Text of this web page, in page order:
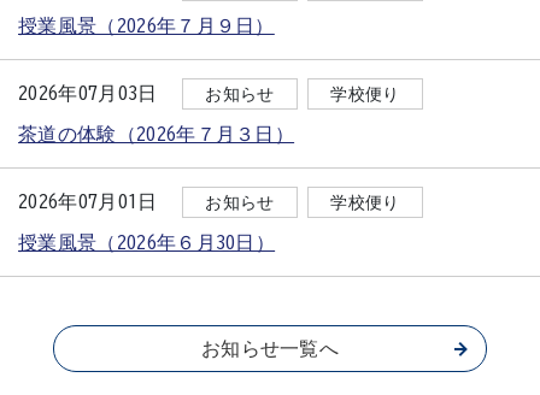
授業風景（2026年７月９日）
2026年07月03日 お知らせ 学校便り
茶道の体験（2026年７月３日）
2026年07月01日 お知らせ 学校便り
授業風景（2026年６月30日）
お知らせ一覧へ